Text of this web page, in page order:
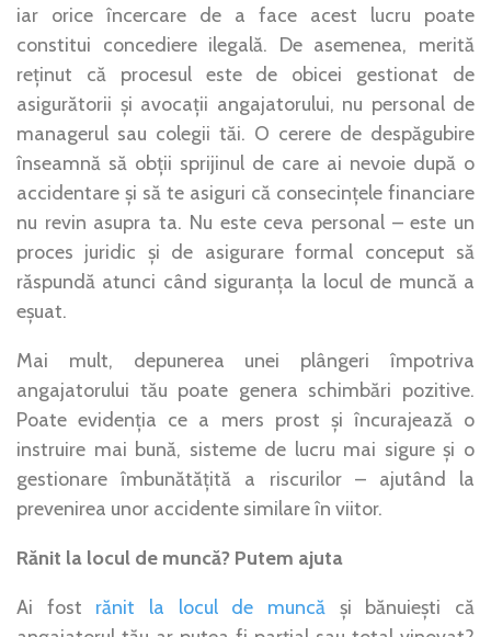
iar orice încercare de a face acest lucru poate
constitui concediere ilegală. De asemenea, merită
reținut că procesul este de obicei gestionat de
asigurătorii și avocații angajatorului, nu personal de
managerul sau colegii tăi. O cerere de despăgubire
înseamnă să obții sprijinul de care ai nevoie după o
accidentare și să te asiguri că consecințele financiare
nu revin asupra ta. Nu este ceva personal – este un
proces juridic și de asigurare formal conceput să
răspundă atunci când siguranța la locul de muncă a
eșuat.
Mai mult, depunerea unei plângeri împotriva
angajatorului tău poate genera schimbări pozitive.
Poate evidenția ce a mers prost și încurajează o
instruire mai bună, sisteme de lucru mai sigure și o
gestionare îmbunătățită a riscurilor – ajutând la
prevenirea unor accidente similare în viitor.
Rănit la locul de muncă? Putem ajuta
Ai fost rănit la locul de muncă și bănuiești că